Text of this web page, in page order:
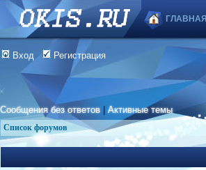
ГЛАВНАЯ
Вход Регистрация
Сообщения без ответов |Активные темы
Список форумов